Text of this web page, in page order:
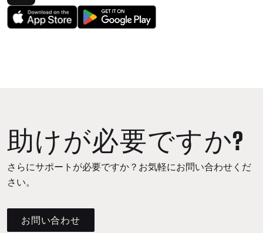
助けが必要ですか?
さらにサポートが必要ですか？お気軽にお問い合わせくだ
さい。
お問い合わせ